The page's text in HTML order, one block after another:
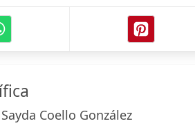
Coello González